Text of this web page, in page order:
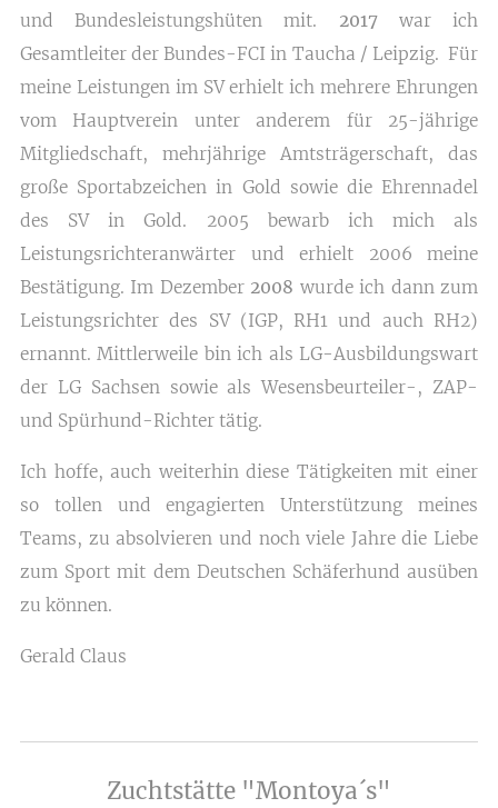
und Bundesleistungshüten mit. 2017war ich
Gesamtleiter der Bundes-FCI in Taucha / Leipzig. Für
meine Leistungen im SV erhielt ich mehrere Ehrungen
vom Hauptverein unter anderem für 25-jährige
Mitgliedschaft, mehrjährige Amtsträgerschaft, das
große Sportabzeichen in Gold sowie die Ehrennadel
des SV in Gold. 2005 bewarb ich mich als
Leistungsrichteranwärter und erhielt 2006 meine
Bestätigung. Im Dezember 2008 wurde ich dann zum
Leistungsrichter des SV (IGP, RH1 und auch RH2)
ernannt. Mittlerweile bin ich als LG-Ausbildungswart
der LG Sachsen sowie als Wesensbeurteiler-, ZAP-
und Spürhund-Richter tätig.
Ich hoffe, auch weiterhin diese Tätigkeiten mit einer
so tollen und engagierten Unterstützung meines
Teams, zu absolvieren und noch viele Jahre die Liebe
zum Sport mit dem Deutschen Schäferhund ausüben
zu können.
Gerald Claus
Zuchtstätte "Montoya´s"